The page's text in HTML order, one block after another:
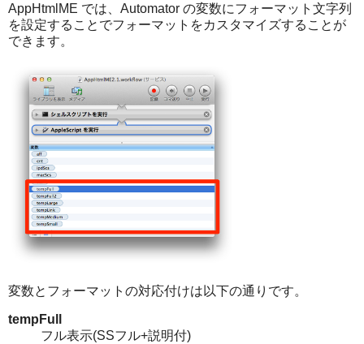
AppHtmlME では、Automator の変数にフォーマット文字列
を設定することでフォーマットをカスタマイズすることが
できます。
変数とフォーマットの対応付けは以下の通りです。
tempFull
フル表示(SSフル+説明付)